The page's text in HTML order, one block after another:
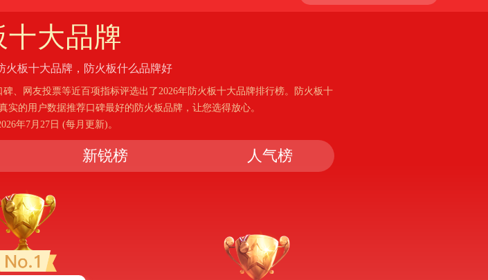
十大品牌
火板十大品牌，防火板什么品牌好
、网友投票等近百项指标评选出了2026年防火板十大品牌排行榜。防火板十
的用户数据推荐口碑最好的防火板品牌，让您选得放心。
年7月27日 (每月更新)。
新锐榜 人气榜